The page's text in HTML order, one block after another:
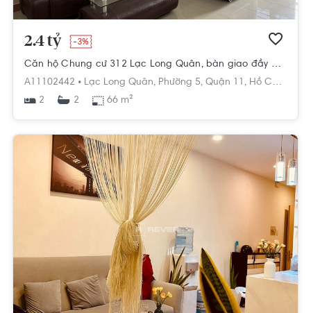
2.4 tỷ -3%
Căn hộ Chung cư 312 Lạc Long Quân, bàn giao đầy đủ nội thất.
A11102442 • Lạc Long Quân, Phường 5, Quận 11, Hồ Chí Minh
2
2 66 m²